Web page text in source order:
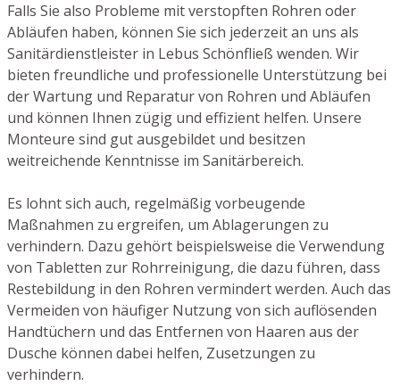
Falls Sie also Probleme mit verstopften Rohren oder
Abläufen haben, können Sie sich jederzeit an uns als
Sanitärdienstleister in Lebus Schönfließ wenden. Wir
bieten freundliche und professionelle Unterstützung bei
der Wartung und Reparatur von Rohren und Abläufen
und können Ihnen zügig und effizient helfen. Unsere
Monteure sind gut ausgebildet und besitzen
weitreichende Kenntnisse im Sanitärbereich.
Es lohnt sich auch, regelmäßig vorbeugende
Maßnahmen zu ergreifen, um Ablagerungen zu
verhindern. Dazu gehört beispielsweise die Verwendung
von Tabletten zur Rohrreinigung, die dazu führen, dass
Restebildung in den Rohren vermindert werden. Auch das
Vermeiden von häufiger Nutzung von sich auflösenden
Handtüchern und das Entfernen von Haaren aus der
Dusche können dabei helfen, Zusetzungen zu
verhindern.